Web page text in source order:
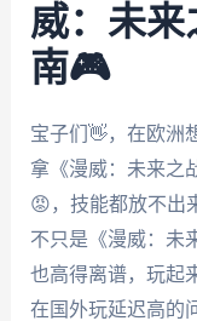
威：未来
南🎮
宝子们👋，在欧洲
拿《漫威：未来之
😡，技能都放不出
不只是《漫威：未
也高得离谱，玩起
在国外玩延迟高的